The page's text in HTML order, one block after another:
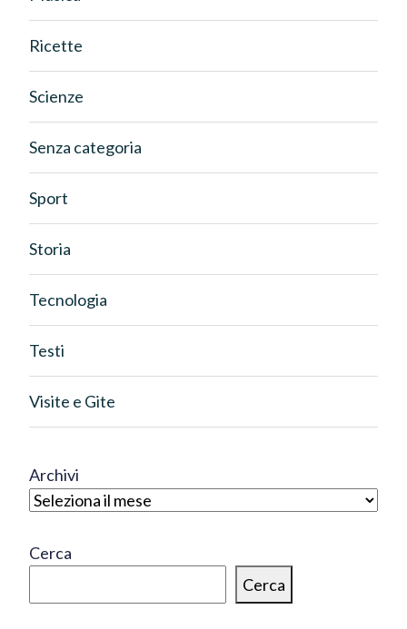
Ricette
Scienze
Senza categoria
Sport
Storia
Tecnologia
Testi
Visite e Gite
Archivi
Cerca
Cerca